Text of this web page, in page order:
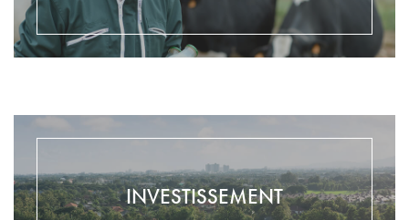
INVESTISSEMENT